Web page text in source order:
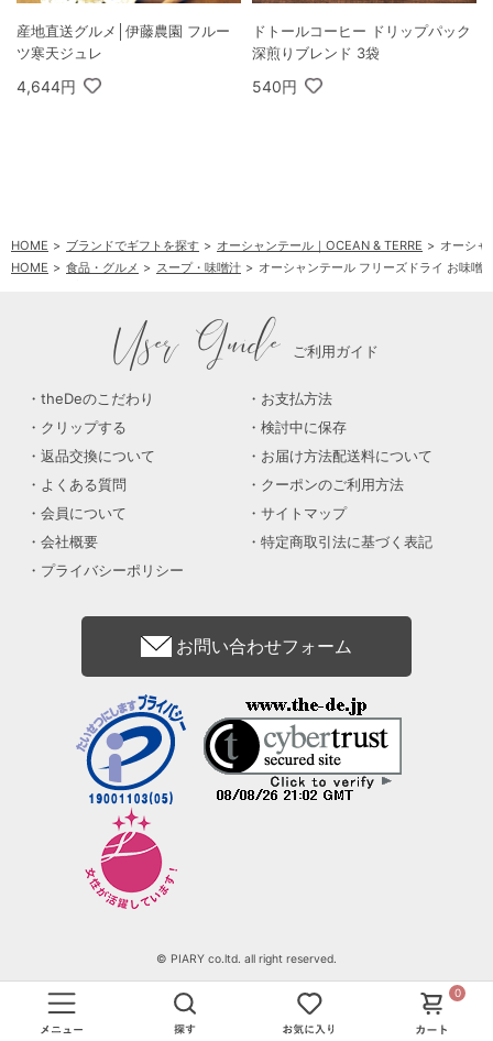
0
産地直送グルメ│伊藤農園 フルー
ツ寒天ジュレ
4,644円
ドトールコーヒー ドリップパック
深煎りブレンド 3袋
540円
HOME ブランドでギフトを探す オーシャンテール｜OCEAN & TERRE
オーシャ
HOME
食品・グルメ スープ・味噌汁
オーシャンテール フリーズドライ お味噌
User Guide ご利用ガイド
theDeのこだわり
お支払方法
クリップする
検討中に保存
返品交換について
お届け方法配送料について
よくある質問
クーポンのご利用方法
会員について
サイトマップ
会社概要
特定商取引法に基づく表記
プライバシーポリシー
お問い合わせフォーム
© PIARY co.ltd. all right reserved.